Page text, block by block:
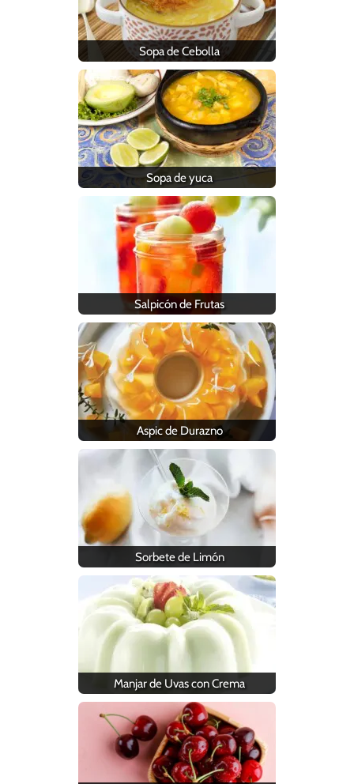
Sopa de Cebolla
Sopa de yuca
Salpicón de Frutas
Aspic de Durazno
Sorbete de Limón
Manjar de Uvas con Crema